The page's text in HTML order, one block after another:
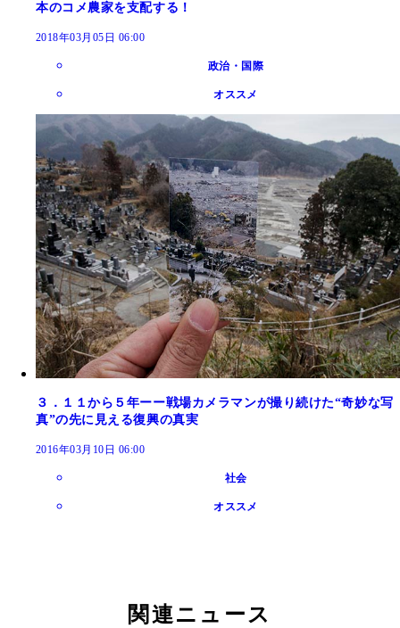
本のコメ農家を支配する！
2018年03月05日 06:00
政治・国際
オススメ
３．１１から５年ーー戦場カメラマンが撮り続けた“奇妙な写
真”の先に見える復興の真実
2016年03月10日 06:00
社会
オススメ
関連ニュース